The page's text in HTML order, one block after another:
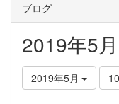
ブログ
2019年5
2019年5月